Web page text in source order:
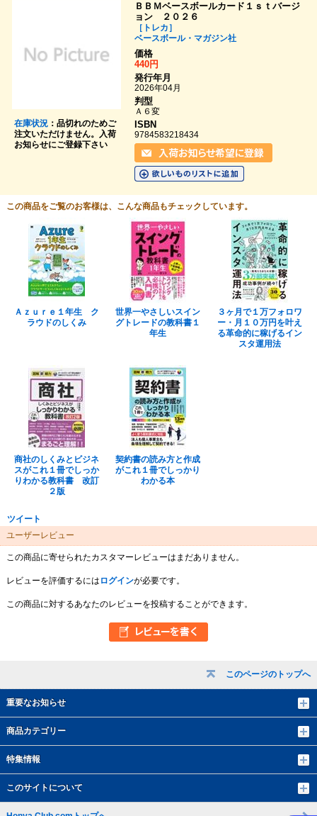
このページのトップへ
重要なお知らせ
商品カテゴリー
特集情報
このサイトについて
在庫状況：品切れのためご
注文いただけません。入荷
お知らせにご登録下さい
ＢＢＭベースボールカード１ｓｔバージ
ョン ２０２６
［トレカ］
ベースボール・マガジン社
価格
440円
発行年月
2026年04月
判型
Ａ６変
ISBN
9784583218434
この商品をご覧のお客様は、こんな商品もチェックしています。
Ａｚｕｒｅ１年生 ク
ラウドのしくみ
世界一やさしいスイン
グトレードの教科書１
年生
３ヶ月で１万フォロワ
ー・月１０万円を叶え
る革命的に稼げるイン
スタ運用法
商社のしくみとビジネ
スがこれ１冊でしっか
りわかる教科書 改訂
２版
契約書の読み方と作成
がこれ１冊でしっかり
わかる本
ツイート
ユーザーレビュー
この商品に寄せられたカスタマーレビューはまだありません。
レビューを評価するには ログインが必要です。
この商品に対するあなたのレビューを投稿することができます。